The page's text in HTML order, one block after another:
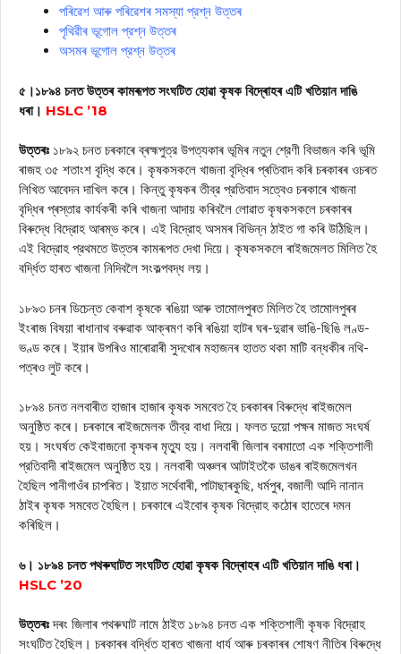
পৰিৱেশ আৰু পৰিৱেশৰ সমস্যা প্রশ্ন উত্তৰ
পৃথিৱীৰ ভূগোল প্রশ্ন উত্তৰ
অসমৰ ভূগোল প্রশ্ন উত্তৰ
৫।১৮৯৪ চনত উত্তৰ কামৰূপত সংঘটিত হোৱা কৃষক বিদ্ৰোহৰ এটি খতিয়ান দাঙি
ধৰা। HSLC ’18
উত্তৰঃ ১৮৯২ চনত চৰকাৰে ব্ৰহ্মপুত্র উপত্যকাৰ ভূমিৰ নতুন শ্রেণী বিভাজন কৰি ভূমি
ৰাজহ ৩৫ শতাংশ বৃদ্ধি কৰে। কৃষকসকলে খাজনা বৃদ্ধিৰ প্ৰতিবাদ কৰি চৰকাৰৰ ওচৰত
লিখিত আবেদন দাখিল কৰে। কিন্তু কৃষকৰ তীব্র প্রতিবাদ সত্বেও চৰকাৰে খাজনা
বৃদ্ধিৰ প্ৰস্তাৱ কাৰ্যকৰী কৰি খাজনা আদায় কৰিবলৈ লোৱাত কৃষকসকলে চৰকাৰৰ
বিৰুদ্ধে বিদ্রোহ আৰম্ভ কৰে। এই বিদ্রোহ অসমৰ বিভিন্ন ঠাইত গা কৰি উঠিছিল।
এই বিদ্রোহ প্রথমতে উত্তৰ কামৰূপত দেখা দিয়ে। কৃষকসকলে ৰাইজমেলত মিলিত হৈ
বর্দ্ধিত হাৰত খাজনা নিদিবলৈ সংকল্পবদ্ধ লয়।
১৮৯৩ চনৰ ডিচেন্ত কেবাশ কৃষকে ৰঙিয়া আৰু তামোলপুৰত মিলিত হৈ তামোলপুৰৰ
ইংৰাজ বিষয়া ৰাধানাথ বৰুৱাক আক্ৰমণ কৰি ৰঙিয়া হাটৰ ঘৰ-দুৱাৰ ভাঙি-ছিঙি লণ্ড-
ভণ্ড কৰে। ইয়াৰ উপৰিও মাৰোৱাৰী সুদখোৰ মহাজনৰ হাতত থকা মাটি বন্ধকীৰ নথি-
পত্ৰও লুট কৰে।
১৮৯৪ চনত নলবাৰীত হাজাৰ হাজাৰ কৃষক সমবেত হৈ চৰকাৰৰ বিৰুদ্ধে ৰাইজমেল
অনুষ্ঠিত কৰে। চৰকাৰে ৰাইজমেলক তীব্র বাধা দিয়ে। ফলত দুয়ো পক্ষৰ মাজত সংঘর্ষ
হয়। সংঘর্ষত কেইবাজনো কৃষকৰ মৃত্যু হয়। নলবাৰী জিলাৰ বৰমাতো এক শক্তিশালী
প্রতিবাদী ৰাইজমেল অনুষ্ঠিত হয়। নলবাৰী অঞ্চলৰ আটাইতকৈ ডাঙৰ ৰাইজমেলখন
হৈছিল পানীগাওঁৰ চাপৰিত। ইয়াত সৰ্থেবাৰী, পাটাছাৰকুছি, ধৰ্মপুৰ, বজালী আদি নানান
ঠাইৰ কৃষক সমবেত হৈছিল। চৰকাৰে এইবোৰ কৃষক বিদ্রোহ কঠোৰ হাতেৰে দমন
কৰিছিল।
৬। ১৮৯৪ চনত পথৰুঘাটত সংঘটিত হোৱা কৃষক বিদ্ৰোহৰ এটি খতিয়ান দাঙি ধৰা।
HSLC ’20
উত্তৰঃদৰং জিলাৰ পথৰুঘাট নামে ঠাইত ১৮৯৪ চনত এক শক্তিশালী কৃষক বিদ্রোহ
সংঘটিত হৈছিল। চৰকাৰৰ বৰ্দ্ধিত হাৰত খাজনা ধার্য আৰু চৰকাৰৰ শোষণ নীতিৰ বিৰুদ্ধে